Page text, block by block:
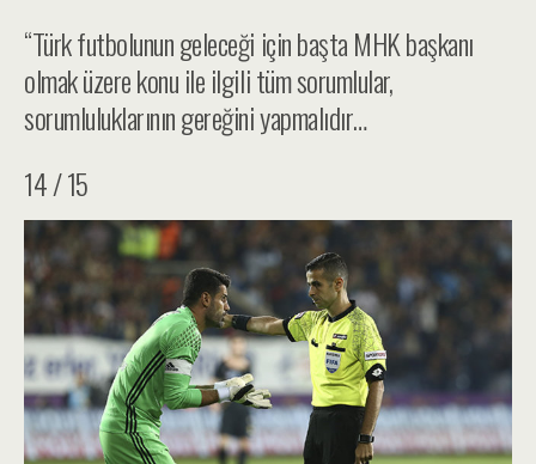
“Türk futbolunun geleceği için başta MHK başkanı
olmak üzere konu ile ilgili tüm sorumlular,
sorumluluklarının gereğini yapmalıdır…
14 / 15